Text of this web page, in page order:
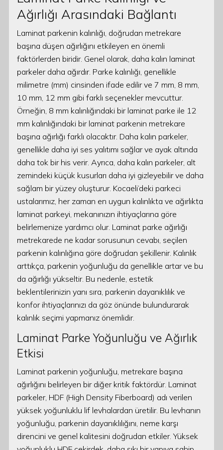
Ağırlığı Arasındaki Bağlantı
Laminat parkenin kalınlığı, doğrudan metrekare
başına düşen ağırlığını etkileyen en önemli
faktörlerden biridir. Genel olarak, daha kalın laminat
parkeler daha ağırdır. Parke kalınlığı, genellikle
milimetre (mm) cinsinden ifade edilir ve 7 mm, 8 mm,
10 mm, 12 mm gibi farklı seçenekler mevcuttur.
Örneğin, 8 mm kalınlığındaki bir laminat parke ile 12
mm kalınlığındaki bir laminat parkenin metrekare
başına ağırlığı farklı olacaktır. Daha kalın parkeler,
genellikle daha iyi ses yalıtımı sağlar ve ayak altında
daha tok bir his verir. Ayrıca, daha kalın parkeler, alt
zemindeki küçük kusurları daha iyi gizleyebilir ve daha
sağlam bir yüzey oluşturur. Kocaeli’deki parkeci
ustalarımız, her zaman en uygun kalınlıkta ve ağırlıkta
laminat parkeyi, mekanınızın ihtiyaçlarına göre
belirlemenize yardımcı olur. Laminat parke ağırlığı
metrekarede ne kadar sorusunun cevabı, seçilen
parkenin kalınlığına göre doğrudan şekillenir. Kalınlık
arttıkça, parkenin yoğunluğu da genellikle artar ve bu
da ağırlığı yükseltir. Bu nedenle, estetik
beklentilerinizin yanı sıra, parkenin dayanıklılık ve
konfor ihtiyaçlarınızı da göz önünde bulundurarak
kalınlık seçimi yapmanız önemlidir.
Laminat Parke Yoğunluğu ve Ağırlık
Etkisi
Laminat parkenin yoğunluğu, metrekare başına
ağırlığını belirleyen bir diğer kritik faktördür. Laminat
parkeler, HDF (High Density Fiberboard) adı verilen
yüksek yoğunluklu lif levhalardan üretilir. Bu levhanın
yoğunluğu, parkenin dayanıklılığını, neme karşı
direncini ve genel kalitesini doğrudan etkiler. Yüksek